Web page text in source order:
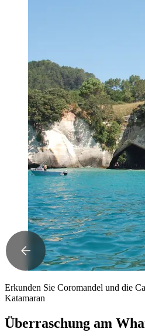
Erkunden Sie Coromandel und die
Katamaran
Überraschung am